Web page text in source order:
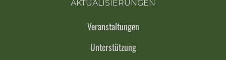
AKTUALISIERUNGEN
Veranstaltungen
Unterstützung